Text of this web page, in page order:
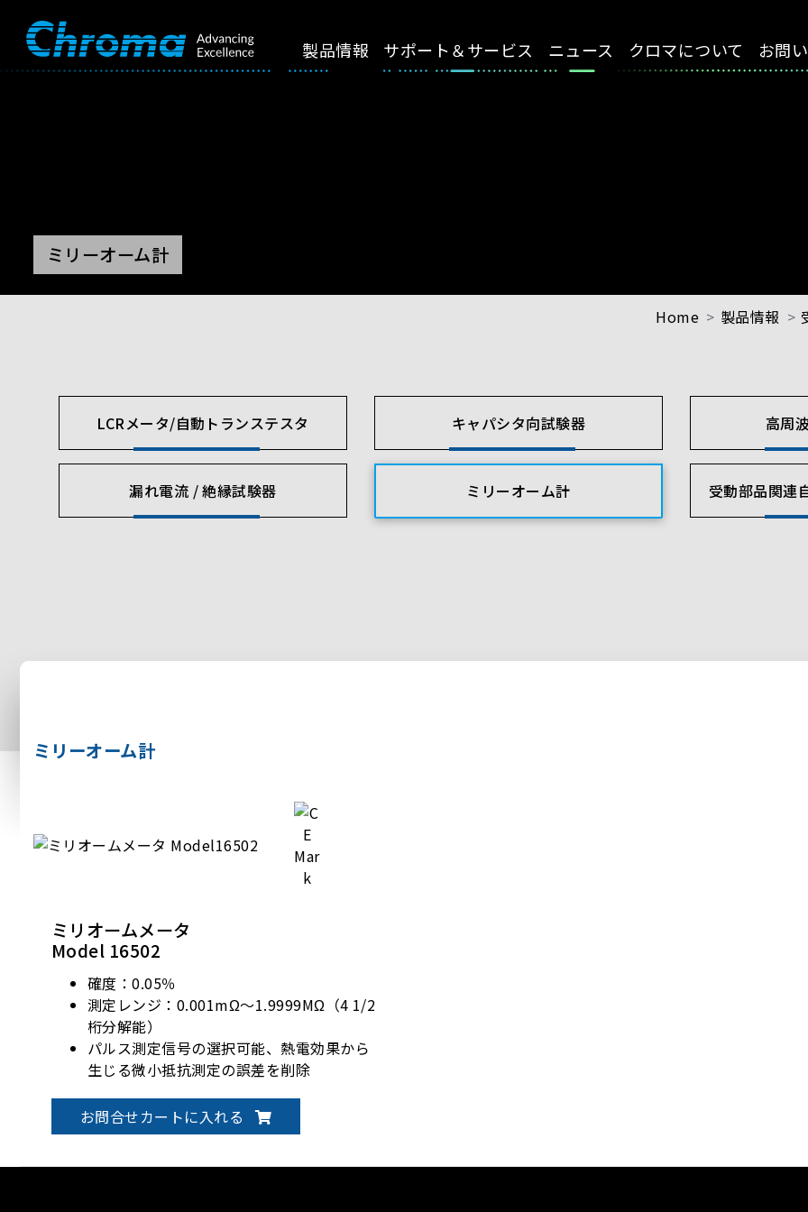
製品情報 サポート＆サービス ニュース クロマについて お問
ミリーオーム計
Home 製品情報
LCRメータ/自動トランステスタ キャパシタ向試験器 高周
漏れ電流 / 絶縁試験器 ミリーオーム計 受動部品関連
ミリーオーム計
ミリオームメータ
Model 16502
確度：0.05％
測定レンジ：0.001mΩ～1.9999MΩ（4 1/2
桁分解能）
パルス測定信号の選択可能、熱電効果から
生じる微小抵抗測定の誤差を削除
分を含む被測定物の高速測定が可能
お問合せカートに入れる